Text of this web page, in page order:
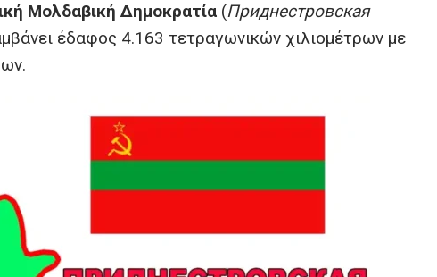
Μολδαβική Δημοκρατία (Приднестровская
έδαφος 4.163 τετραγωνικών χιλιομέτρων με